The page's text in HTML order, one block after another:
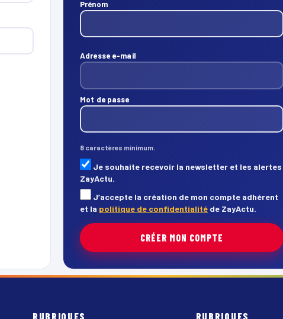
Prénom
Adresse e-mail
Mot de passe
8 caractères minimum.
Je souhaite recevoir la newsletter et les alertes
ZayActu.
J’accepte la création de mon compte adhérent
et la politique de confidentialité de ZayActu.
CRÉER MON COMPTE
RUBRIQUES RUBRIQUES